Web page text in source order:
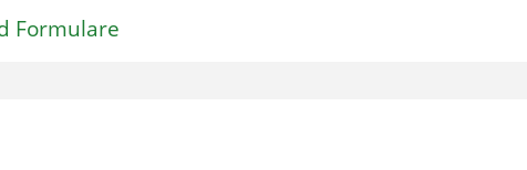
Formulare